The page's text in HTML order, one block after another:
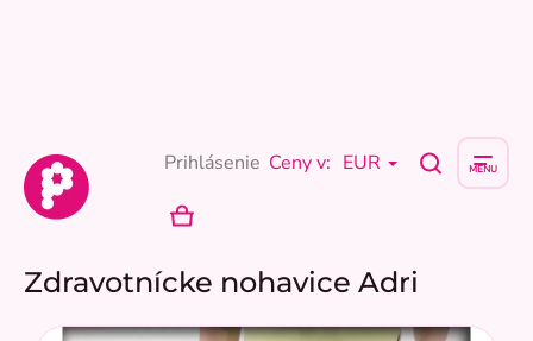
Ceny v: EUR
Prihlásenie
NÁKUPNÝ
Zdravotnícke nohavice Adri